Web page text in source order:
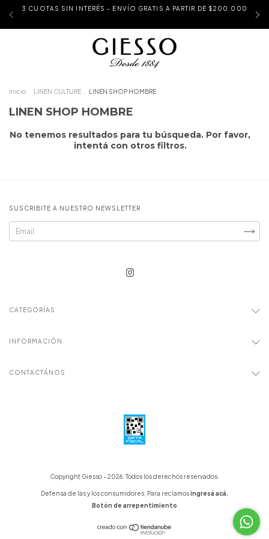
3 CUOTAS SIN INTERÉS - ENVÍO GRATIS A PARTIR DE $200.000
Inicio LINEN CULTURE LINEN SHOP HOMBRE
LINEN SHOP HOMBRE
No tenemos resultados para tu búsqueda. Por favor,
intentá con otros filtros.
SUSCRIBITE A NUESTRO NEWSLETTER
CATEGORÍAS
INFORMACIÓN
CONTACTÁNOS
Copyright Giesso - 2026. Todos los derechos reservados.
Defensa de las y los consumidores. Para reclamosingresá acá.
Botón de arrepentimiento